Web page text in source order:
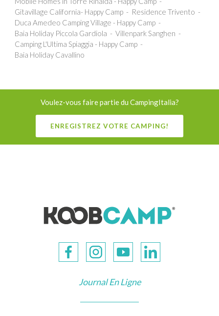
Gitavillage California- Happy Camp
Residence Trivento
Duca Amedeo Camping Village - Happy Camp
Baia Holiday Piccola Gardiola
Villenpark Sanghen
Camping L'Ultima Spiaggia - Happy Camp
Baia Holiday Cavallino
Voulez-vous faire partie du CampingItalia?
ENREGISTREZ VOTRE CAMPING!
Journal En Ligne